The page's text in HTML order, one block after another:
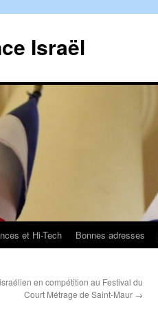
Israël
et Hi-Tech Bonnes adresses
en compétition au Festival du
Court Métrage de Saint-Maur →